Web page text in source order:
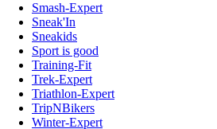
Smash-Expert
Sneak'In
Sneakids
Sport is good
Training-Fit
Trek-Expert
Triathlon-Expert
TripNBikers
Winter-Expert